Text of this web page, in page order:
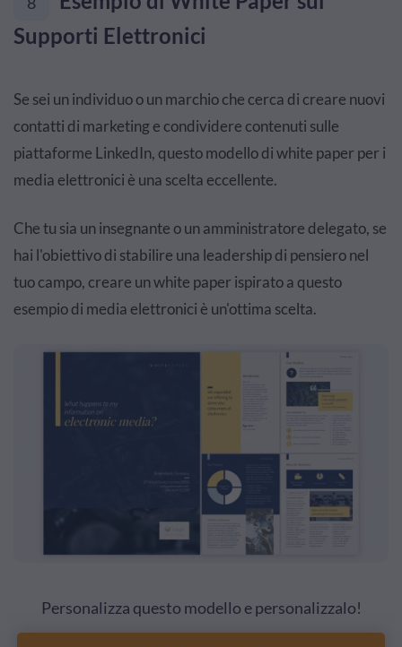
Supporti Elettronici
Se sei un individuo o un marchio che cerca di creare nuovi
contatti di marketing e condividere contenuti sulle
piattaforme LinkedIn, questo modello di white paper per i
media elettronici è una scelta eccellente.
Che tu sia un insegnante o un amministratore delegato, se
hai l'obiettivo di stabilire una leadership di pensiero nel
tuo campo, creare un white paper ispirato a questo
esempio di media elettronici è un'ottima scelta.
Personalizza questo modello e personalizzalo!